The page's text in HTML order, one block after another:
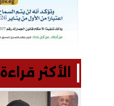
الأكثر قراءة